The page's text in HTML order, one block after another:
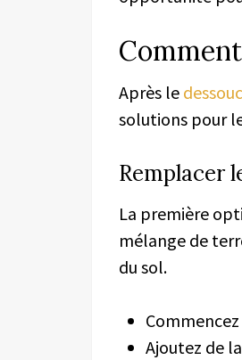
Après le
solutions pour
Remplacer
La première
mélange de
du sol.
Ajoutez de